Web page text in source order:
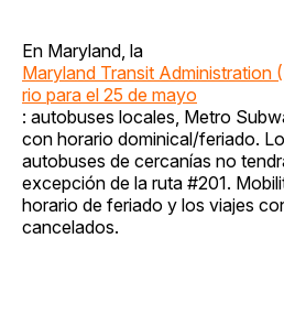
En Maryland, la
Maryland Transit Administration
rio para el 25 de mayo
: autobuses locales, Metro
con horario dominical/feriado.
autobuses de cercanías no
excepción de la ruta #201.
horario de feriado y los viajes
cancelados.